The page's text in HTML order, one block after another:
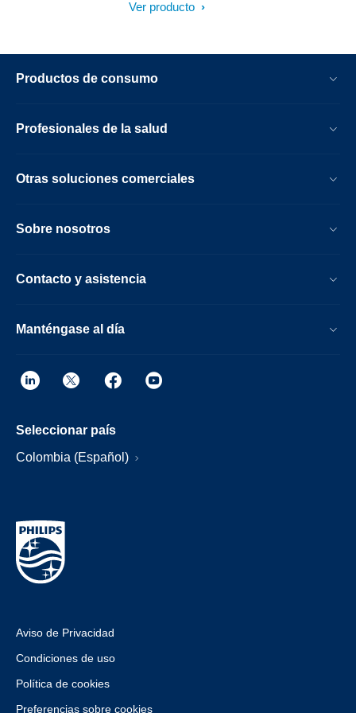
una sola plataforma móvil.¹ Core Mobile
diagnóstico y asistencia en las decisiones
Ver producto
Productos de consumo
Profesionales de la salud
Otras soluciones comerciales
Sobre nosotros
Contacto y asistencia
Manténgase al día
Seleccionar país
Colombia (Español)
Aviso de Privacidad
Condiciones de uso
Política de cookies
Preferencias sobre cookies